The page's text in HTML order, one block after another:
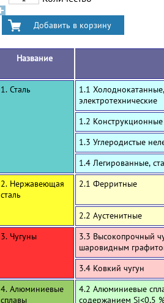
Название
1. Сталь
1.1 Холоднокатанные,
электротехнические
1.2 Конструкционные
1.3 Углеродистые
1.4 Легированные,
2. Нержавеющая
сталь
2.1 Ферритные
2.2 Аустенитные
3. Чугуны
3.3 Высокопрочный
шаровидным
3.4 Ковкий чугун
4. Алюминиевые
сплавы
4.2 Алюминиевые
содержанием Si<0,5